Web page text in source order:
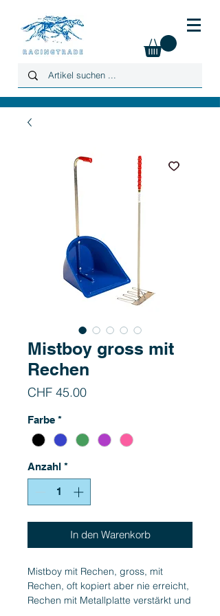
Mistboy gross mit
Rechen
CHF 45.00Preis
Farbe *
Anzahl *
In den Warenkorb
Mistboy mit Rechen, gross, mit
Rechen, oft kopiert aber nie erreicht,
Rechen mit Metallplatte verstärkt und